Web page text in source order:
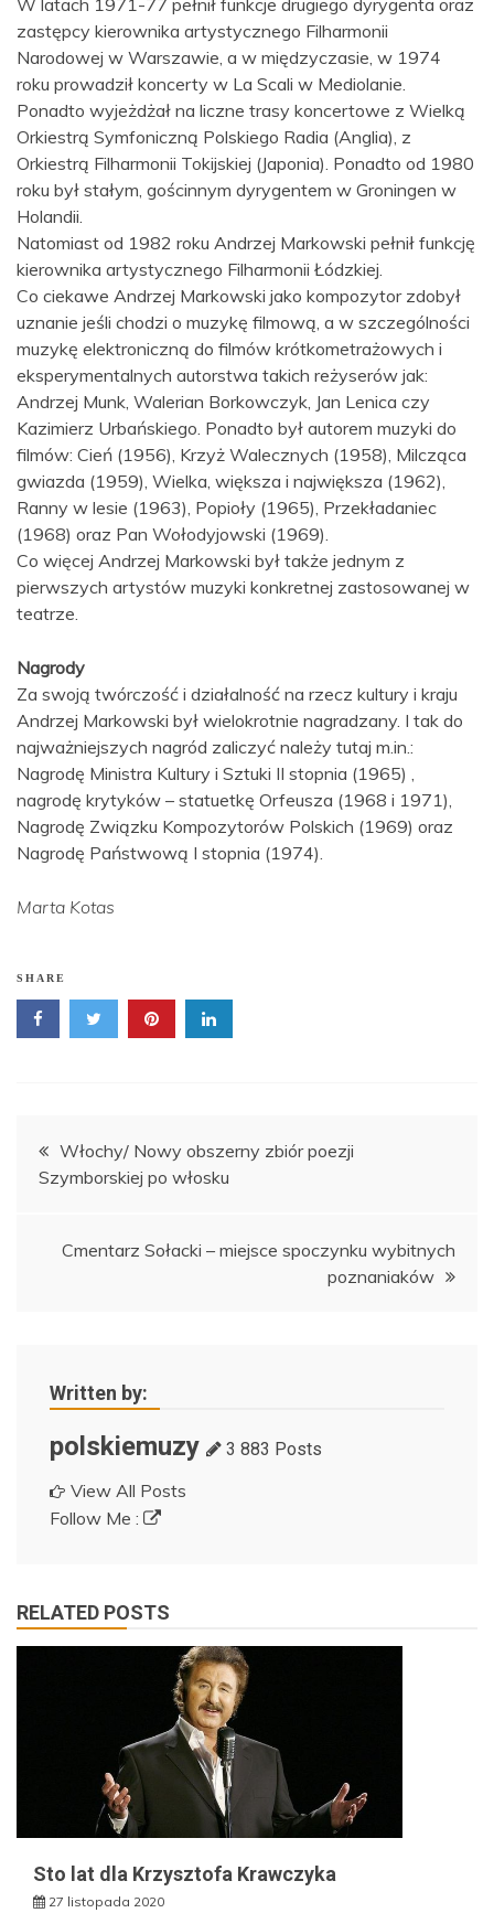
W latach 1971-77 pełnił funkcje drugiego dyrygenta oraz
zastępcy kierownika artystycznego Filharmonii
Narodowej w Warszawie, a w międzyczasie, w 1974
roku prowadził koncerty w La Scali w Mediolanie.
Ponadto wyjeżdżał na liczne trasy koncertowe z Wielką
Orkiestrą Symfoniczną Polskiego Radia (Anglia), z
Orkiestrą Filharmonii Tokijskiej (Japonia). Ponadto od 1980
roku był stałym, gościnnym dyrygentem w Groningen w
Holandii.
Natomiast od 1982 roku Andrzej Markowski pełnił funkcję
kierownika artystycznego Filharmonii Łódzkiej.
Co ciekawe Andrzej Markowski jako kompozytor zdobył
uznanie jeśli chodzi o muzykę filmową, a w szczególności
muzykę elektroniczną do filmów krótkometrażowych i
eksperymentalnych autorstwa takich reżyserów jak:
Andrzej Munk, Walerian Borkowczyk, Jan Lenica czy
Kazimierz Urbańskiego. Ponadto był autorem muzyki do
filmów: Cień (1956), Krzyż Walecznych (1958), Milcząca
gwiazda (1959), Wielka, większa i największa (1962),
Ranny w lesie (1963), Popioły (1965), Przekładaniec
(1968) oraz Pan Wołodyjowski (1969).
Co więcej Andrzej Markowski był także jednym z
pierwszych artystów muzyki konkretnej zastosowanej w
teatrze.
Nagrody
Za swoją twórczość i działalność na rzecz kultury i kraju
Andrzej Markowski był wielokrotnie nagradzany. I tak do
najważniejszych nagród zaliczyć należy tutaj m.in.:
Nagrodę Ministra Kultury i Sztuki II stopnia (1965) ,
nagrodę krytyków – statuetkę Orfeusza (1968 i 1971),
Nagrodę Związku Kompozytorów Polskich (1969) oraz
Nagrodę Państwową I stopnia (1974).
Marta Kotas
SHARE
Nawigacja
wpisu
Włochy/ Nowy obszerny zbiór poezji
Szymborskiej po włosku
Cmentarz Sołacki – miejsce spoczynku wybitnych
poznaniaków
Written by:
polskiemuzy 3 883 Posts
View All Posts
Follow Me :
RELATED POSTS
Sto lat dla Krzysztofa Krawczyka
27 listopada 2020